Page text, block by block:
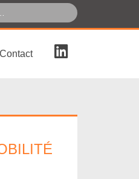
Contact